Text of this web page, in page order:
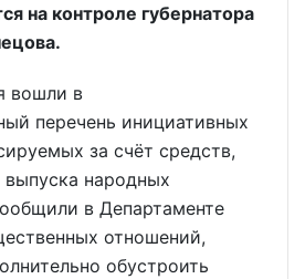
на контроле губернатора
вошли в
перечень инициативных
за счёт средств,
выпуска народных
в Департаменте
отношений,
обустроить